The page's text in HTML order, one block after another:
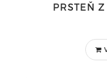
PRSTEŇ